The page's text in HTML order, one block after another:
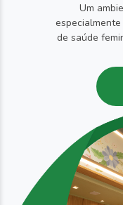
Um
de saúde